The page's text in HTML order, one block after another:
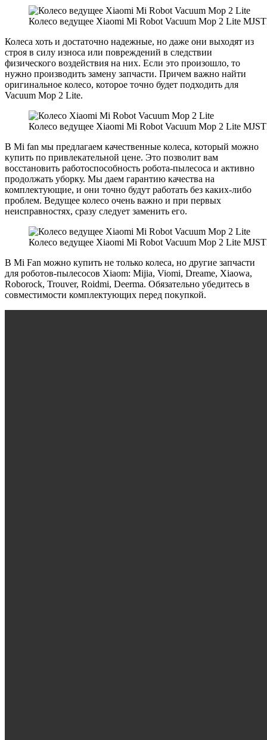
Колесо ведущее Xiaomi Mi Robot Vacuum Mop 2 Lite
Колеса хоть и достаточно надежные, но даже они выходят из
строя в силу износа или повреждений в следствии
физического воздействия на них. Если это произошло, то
нужно производить замену запчасти. Причем важно найти
оригинальное колесо, которое точно будет подходить для
Vacuum Mop 2 Lite.
Колесо ведущее Xiaomi Mi Robot Vacuum Mop 2 Lite
В Mi fan мы предлагаем качественные колеса, который можно
купить по привлекательной цене. Это позволит вам
восстановить работоспособность робота-пылесоса и активно
продолжать уборку. Мы даем гарантию качества на
комплектующие, и они точно будут работать без каких-либо
проблем. Ведущее колесо очень важно и при первых
неисправностях, сразу следует заменить его.
Колесо ведущее Xiaomi Mi Robot Vacuum Mop 2 Lite
В Mi Fan можно купить не только колеса, но другие запчасти
для роботов-пылесосов Xiaom: Mijia, Viomi, Dreame, Xiaowa,
Roborock, Trouver, Roidmi, Deerma. Обязательно убедитесь в
совместимости комплектующих перед покупкой.